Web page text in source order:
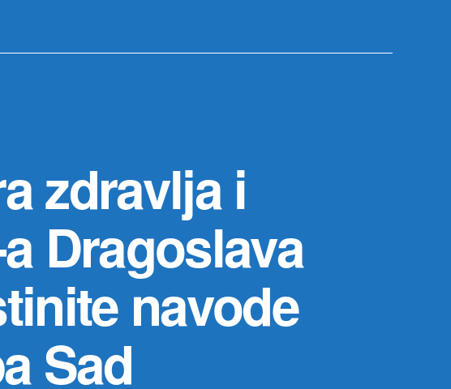
zdravlja i
Dragoslava
navode
Sad